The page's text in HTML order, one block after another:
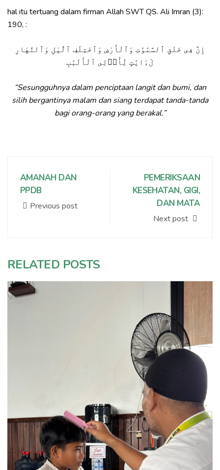
hal itu tertuang dalam firman Allah SWT QS. Ali Imran (3):
190, :
إِنَّ فِى خَلْقِ ٱلسَّمَٰوَٰتِ وَٱلْأَرْضِ وَٱخْتِلَٰفِ ٱلَّيْلِ وَٱلنَّهَارِ
لَءَايَٰتٍ لِّأُو۟لِى ٱلْأَلْبَٰبِ
“Sesungguhnya dalam penciptaan langit dan bumi, dan
silih bergantinya malam dan siang terdapat tanda-tanda
bagi orang-orang yang berakal.”
AMANAH DAN
PPDB
Previous post
PEMERIKSAAN
KESEHATAN, GIGI,
DAN MATA
Next post
RELATED POSTS